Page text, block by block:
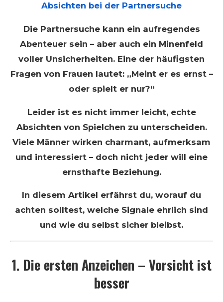
Absichten bei der Partnersuche
Die Partnersuche kann ein aufregendes
Abenteuer sein – aber auch ein Minenfeld
voller Unsicherheiten. Eine der häufigsten
Fragen von Frauen lautet: „Meint er es ernst –
oder spielt er nur?“
Leider ist es nicht immer leicht, echte
Absichten von Spielchen zu unterscheiden.
Viele Männer wirken charmant, aufmerksam
und interessiert – doch nicht jeder will eine
ernsthafte Beziehung.
In diesem Artikel erfährst du, worauf du
achten solltest, welche Signale ehrlich sind
und wie du selbst sicher bleibst.
1. Die ersten Anzeichen – Vorsicht ist
besser